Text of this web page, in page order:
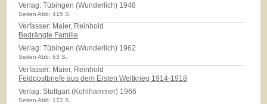
Verlag:Tübingen (Wunderlich) 1948
Seiten Abb: 415 S.
Verfasser: Maier, Reinhold
Bedrängte Familie
Verlag:Tübingen (Wunderlich) 1962
Seiten Abb: 63 S.
Verfasser: Maier, Reinhold
Feldpostbriefe aus dem Ersten Weltkrieg 1914-1918
Verlag:Stuttgart (Kohlhammer) 1966
Seiten Abb: 172 S.